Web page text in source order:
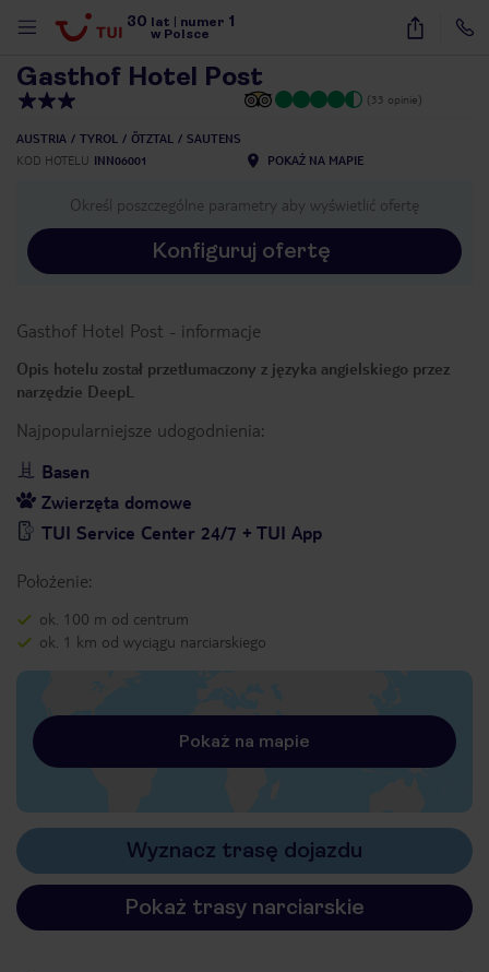
30 lat numer 1
w Polsce
16
Gasthof Hotel Post
(33 opinie)
AUSTRIA TYROL ÖTZTAL
SAUTENS
KOD HOTELU INN06001 POKAŻ NA MAPIE
Określ poszczególne parametry aby wyświetlić ofertę
Konfiguruj ofertę
Gasthof Hotel Post - informacje
Opis hotelu został przetłumaczony z języka angielskiego przez
narzędzie DeepL
Najpopularniejsze udogodnienia:
Basen
Zwierzęta domowe
TUI Service Center 24/7 + TUI App
Położenie:
ok. 100 m od centrum
ok. 1 km od wyciągu narciarskiego
Pokaż na mapie
Wyznacz trasę dojazdu
Pokaż trasy narciarskie